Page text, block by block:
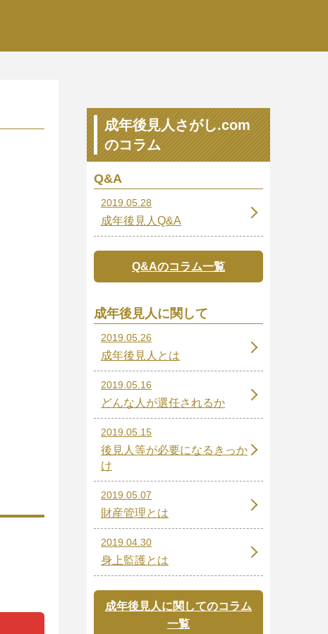
成年後見人さがし.com
のコラム
Q&A
2019.05.28
成年後見人Q&A
Q&Aのコラム一覧
成年後見人に関して
2019.05.26
成年後見人とは
2019.05.16
どんな人が選任されるか
2019.05.15
後見人等が必要になるきっか
け
2019.05.07
財産管理とは
2019.04.30
身上監護とは
成年後見人に関してのコラム
一覧